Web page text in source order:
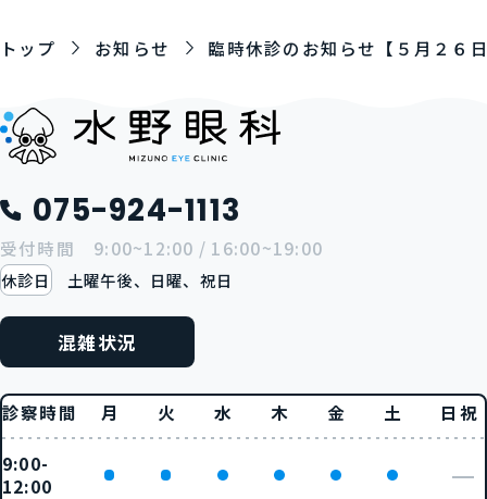
トップ お知らせ 臨時休診のお知らせ【５月２６
075-924-1113
受付時間 9:00~12:00 / 16:00~19:00
休診日 土曜午後、日曜、祝日
混雑状況
診察時間 月 火 水 木 金 土 日祝
9:00-
12:00